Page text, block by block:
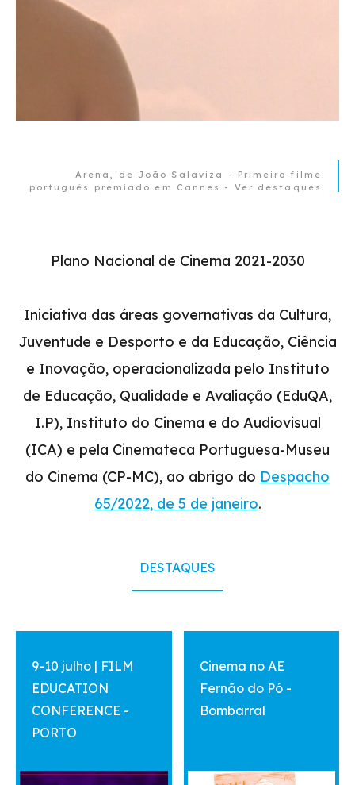
Arena, de João Salaviza - Primeiro filme
português premiado em Cannes - Ver destaques
Plano Nacional de Cinema 2021-2030
Iniciativa das áreas governativas da Cultura,
Juventude e Desporto e da Educação, Ciência
e Inovação, operacionalizada pelo Instituto
de Educação, Qualidade e Avaliação (EduQA,
I.P), Instituto do Cinema e do Audiovisual
(ICA) e pela Cinemateca Portuguesa-Museu
do Cinema (CP-MC), ao abrigo do Despacho
65/2022, de 5 de janeiro.
DESTAQUES
9-10 julho | FILM
EDUCATION
CONFERENCE -
PORTO
Cinema no AE
Fernão do Pó -
Bombarral